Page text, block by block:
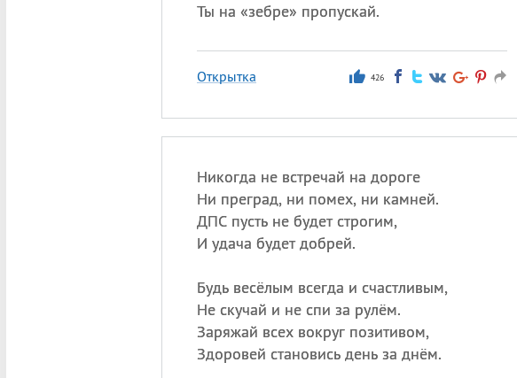
Ты на «зебре» пропускай.
Открытка 426
Никогда не встречай на дороге
Ни преград, ни помех, ни камней.
ДПС пусть не будет строгим,
И удача будет добрей.
Будь весёлым всегда и счастливым,
Не скучай и не спи за рулём.
Заряжай всех вокруг позитивом,
Здоровей становись день за днём.